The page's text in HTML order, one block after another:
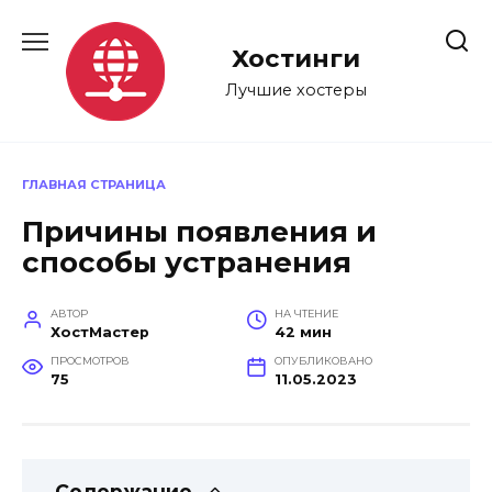
содержанию
Хостинги
Лучшие хостеры
ГЛАВНАЯ СТРАНИЦА
Причины появления и
способы устранения
АВТОР
ХостМастер
НА ЧТЕНИЕ
42 мин
ПРОСМОТРОВ
75
ОПУБЛИКОВАНО
11.05.2023